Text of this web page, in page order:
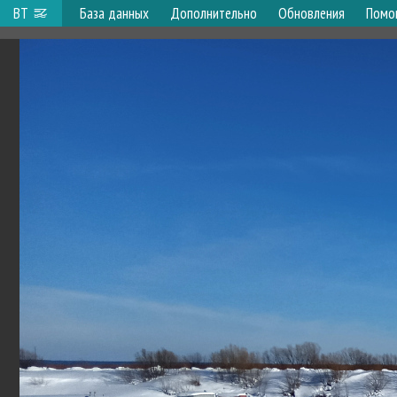
ВТ База данных Дополнительно Обновления